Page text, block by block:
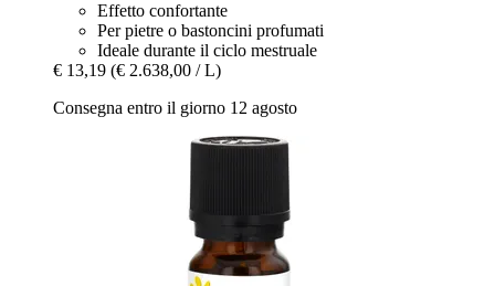
Effetto confortante
Per pietre o bastoncini profumati
Ideale durante il ciclo mestruale
€ 13,19 (€ 2.638,00 / L)
Consegna entro il giorno 12 agosto